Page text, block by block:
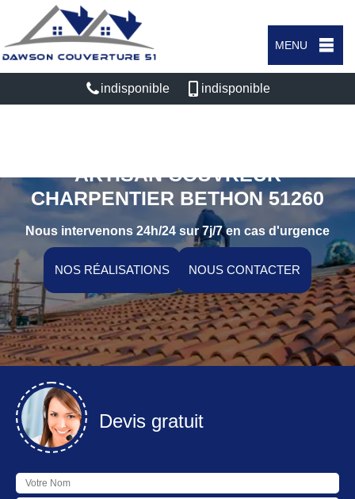
MENU
indisponible indisponible
ARTISAN COUVREUR
CHARPENTIER BETHON 51260
Nous intervenons 24h/24 sur 7j/7 en cas d'urgence
NOS RÉALISATIONS NOUS CONTACTER
Devis gratuit